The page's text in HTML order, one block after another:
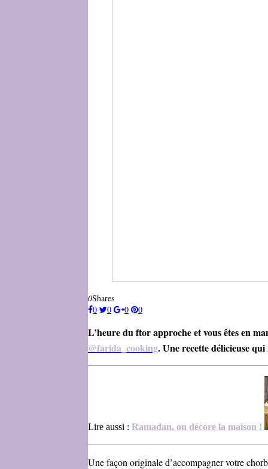
0Shares
0
0 0 0
L’heure du ftor approche et vous êtes en
@farida_cooking. Une recette délicieuse
Lire aussi : Ramadan, on décore la maison !
Une façon originale d’accompagner votre